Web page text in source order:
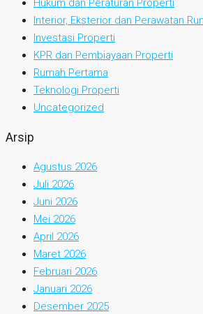
Hukum dan Peraturan Properti
Interior, Eksterior dan Perawatan
Investasi Properti
KPR dan Pembiayaan Properti
Rumah Pertama
Teknologi Properti
Uncategorized
Arsip
Agustus 2026
Juli 2026
Juni 2026
Mei 2026
April 2026
Maret 2026
Februari 2026
Januari 2026
Desember 2025